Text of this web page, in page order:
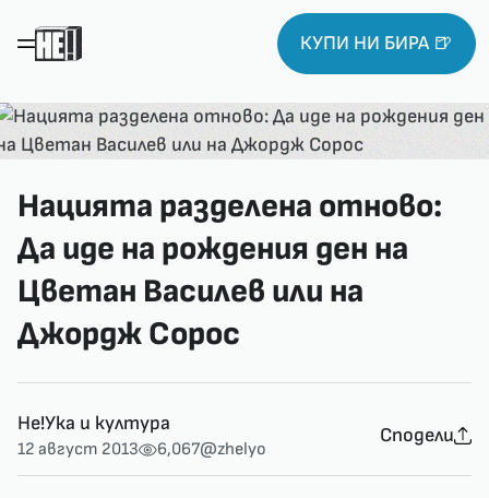
КУПИ НИ БИРА 🍺
Нацията разделена отново:
Да иде на рождения ден на
Цветан Василев или на
Джордж Сорос
Не!Ука и култура
12 август 2013 6,067@zhelyo
Сподели